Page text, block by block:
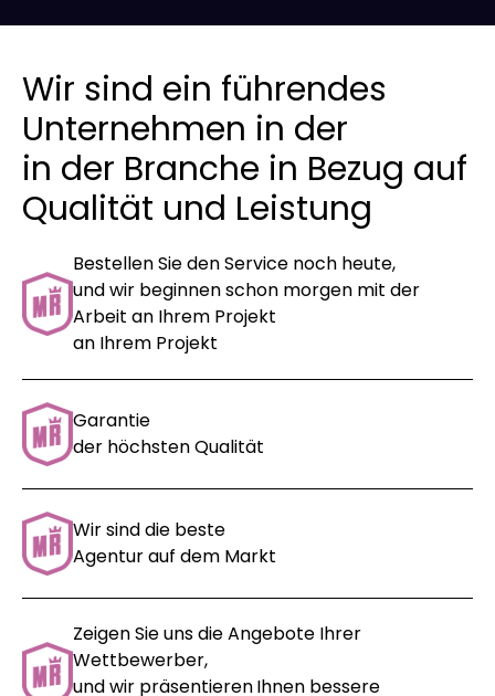
Wir sind ein führendes
Unternehmen in der
in der Branche in Bezug auf
Qualität und Leistung
Bestellen Sie den Service noch heute,
und wir beginnen schon morgen mit der
Arbeit an Ihrem Projekt
an Ihrem Projekt
Garantie
der höchsten Qualität
Wir sind die beste
Agentur auf dem Markt
Zeigen Sie uns die Angebote Ihrer
Wettbewerber,
und wir präsentierenIhnen bessere